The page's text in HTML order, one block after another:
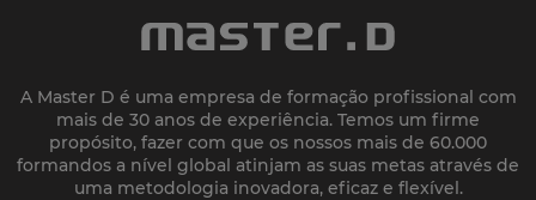
A Master D é uma empresa de formação profissional com
mais de 30 anos de experiência. Temos um firme
propósito, fazer com que os nossos mais de 60.000
formandos a nível global atinjam as suas metas através de
uma metodologia inovadora, eficaz e flexível.